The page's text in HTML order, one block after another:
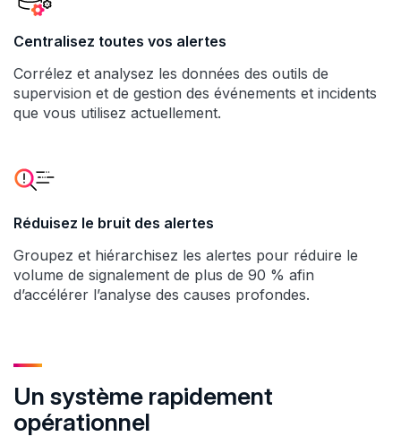
Centralisez toutes vos alertes
Corrélez et analysez les données des outils de
supervision et de gestion des événements et incidents
que vous utilisez actuellement.
Réduisez le bruit des alertes
Groupez et hiérarchisez les alertes pour réduire le
volume de signalement de plus de 90 % afin
d’accélérer l’analyse des causes profondes.
Un système rapidement
opérationnel